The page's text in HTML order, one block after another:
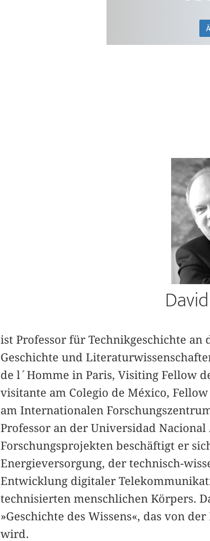
ist Professor für Technikgeschichte
Geschichte und
de l´Homme in Paris, Visiting Fellow
visitante am Colegio de México,
am Internationalen
Professor an der Universidad
Forschungsprojekten beschäftigt er
Energieversorgung, der technisch-
Entwicklung digitaler
technisierten menschlichen Körpers.
»Geschichte des Wissens«, das von
wird.